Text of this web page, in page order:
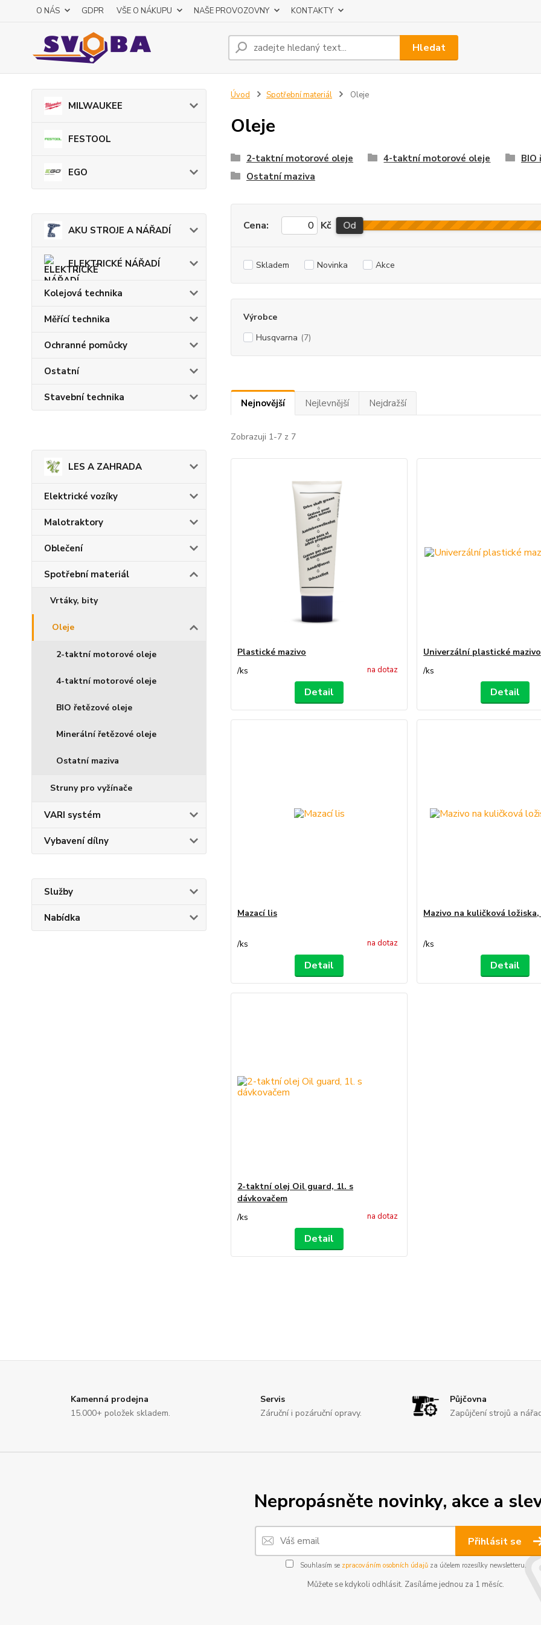
O NÁS GDPR VŠE O NÁKUPU NAŠE PROVOZOVNY KONTAKTY
Hledat
MILWAUKEE
FESTOOL
EGO
AKU STROJE A NÁŘADÍ
ELEKTRICKÉ NÁŘADÍ
Kolejová technika
Měřící technika
Ochranné pomůcky
Ostatní
Stavební technika
LES A ZAHRADA
Elektrické vozíky
Malotraktory
Oblečení
Spotřební materiál
Vrtáky, bity
Oleje
2-taktní motorové oleje
4-taktní motorové oleje
BIO řetězové oleje
Minerální řetězové oleje
Ostatní maziva
Struny pro vyžínače
VARI systém
Vybavení dílny
Služby
Nabídka
Úvod Spotřební materiál Oleje
Oleje
2-taktní motorové oleje 4-taktní motorové oleje BIO
Ostatní maziva
Cena: Kč Od
Skladem Novinka Akce
Výrobce
Husqvarna (7)
Nejnovější Nejlevnější Nejdražší
Zobrazuji 1-7 z 7
Plastické mazivo
/ks na dotaz
Detail
Univerzální plastické
/ks
Detail
Mazací lis
/ks na dotaz
Detail
Mazivo na kuličková ložiska,
/ks
Detail
2-taktní olej Oil guard, 1l. s
dávkovačem
/ks na dotaz
Detail
Kamenná prodejna
15.000+ položek skladem.
Servis
Záruční i pozáruční opravy.
Půjčovna
Zapůjčení strojů a
Nepropásněte novinky, akce a
Přihlásit se
Souhlasím se zpracováním osobních údajůza účelem rozesílky newsletteru.
Můžete se kdykoli odhlásit. Zasíláme jednou za 1 měsíc.